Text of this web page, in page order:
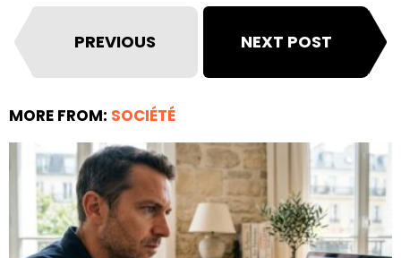
PREVIOUS NEXT POST
MORE FROM: SOCIÉTÉ